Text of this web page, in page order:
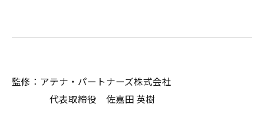
監修：アテナ・パートナーズ株式会社
代表取締役 佐嘉田 英樹